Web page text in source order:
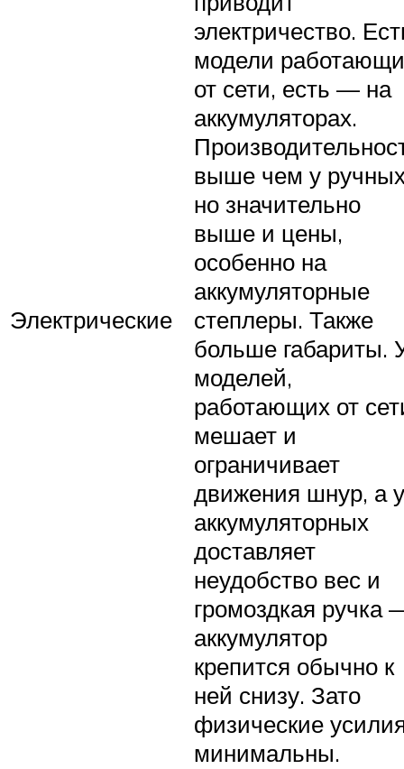
Электрические
электричество.
модели
от сети, есть — на
аккумуляторах.
выше чем у
но значительно
выше и цены,
особенно на
аккумуляторные
степлеры. Также
больше габариты.
моделей,
работающих от
мешает и
ограничивает
движения шнур, а у
аккумуляторных
доставляет
неудобство вес и
громоздкая ручка
аккумулятор
крепится обычно к
ней снизу. Зато
физические
минимальны.